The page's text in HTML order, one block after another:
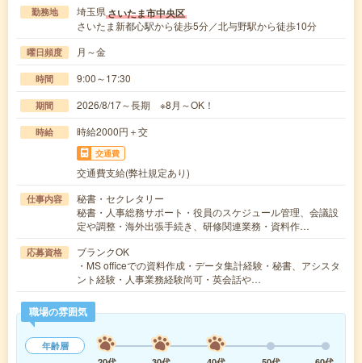
勤務地 埼玉県さいたま市中央区
さいたま新都心駅から徒歩5分／北与野駅から徒歩10分
曜日頻度 月～金
時間 9:00～17:30
期間 2026/8/17～長期 ※8月～OK！
時給 時給2000円＋交
交通費
交通費支給(弊社規定あり)
仕事内容
秘書・セクレタリー
秘書・人事総務サポート・役員のスケジュール管理、会議設
定や調整・海外出張手続き、研修関連業務・資料作…
応募資格
ブランクOK
・MS officeでの資料作成・データ集計経験・秘書、アシスタ
ント経験・人事業務経験尚可・英会話や…
職場の雰囲気
年齢層